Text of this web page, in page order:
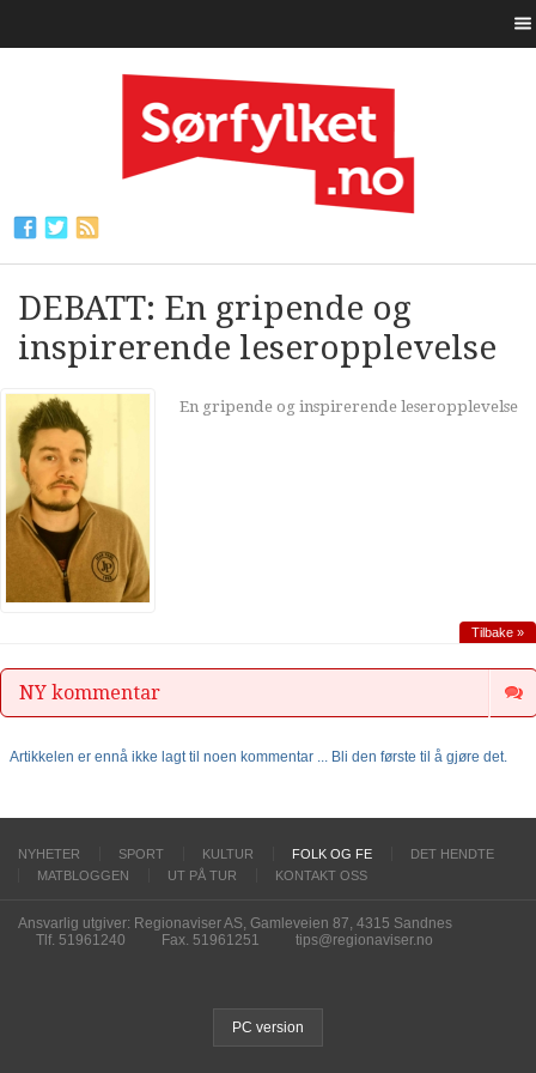
DEBATT: En gripende og
inspirerende leseropplevelse
En gripende og inspirerende leseropplevelse
Tilbake »
NY kommentar
Artikkelen er ennå ikke lagt til noen kommentar ... Bli den første til å gjøre det.
NYHETER SPORT KULTUR FOLK OG FE
DET HENDTE
MATBLOGGEN
UT PÅ TUR KONTAKT OSS
Ansvarlig utgiver: Regionaviser AS, Gamleveien 87, 4315 Sandnes
Tlf. 51961240
Fax. 51961251 tips@regionaviser.no
PC version